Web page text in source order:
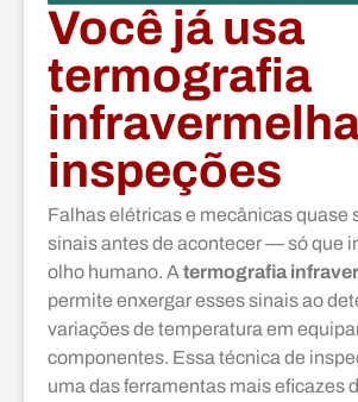
Você já usa
termografia
inspeções
Falhas elétricas e mecânicas quase
sinais antes de acontecer — só que
olho humano. Atermografia
permite enxergar esses sinais ao
variações de temperatura em
componentes. Essa técnica de
uma das ferramentas mais eficazes